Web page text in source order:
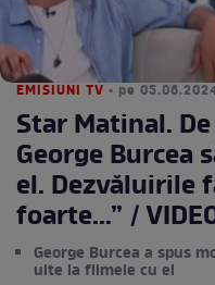
EMISIUNI TV • pe
Star Matinal.
George Burcea
el. Dezvăluirile
foarte...” /
George Burcea a spus
uite la filmele cu el